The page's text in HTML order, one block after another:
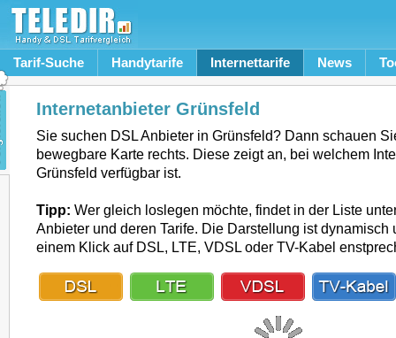
Tarif-Suche Handytarife Internettarife News
Internetanbieter Grünsfeld
Sie suchen DSL Anbieter in Grünsfeld? Dann schauen
bewegbare Karte rechts. Diese zeigt an, bei welchem
Grünsfeld verfügbar ist.
Tipp: Wer gleich loslegen möchte, findet in der Liste
Anbieter und deren Tarife. Die Darstellung ist dynamisch
einem Klick auf DSL, LTE, VDSL oder TV-Kabel